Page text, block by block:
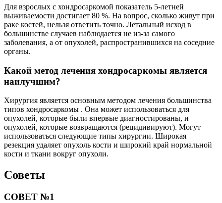
Для взрослых с хондросаркомой показатель 5-летней
выживаемости достигает 80 %. На вопрос, сколько живут при
раке костей, нельзя ответить точно. Летальный исход в
большинстве случаев наблюдается не из-за самого
заболевания, а от опухолей, распространившихся на соседние
органы.
Какой метод лечения хондросаркомы является
наилучшим?
Хирургия является основным методом лечения большинства
типов хондросаркомы . Она может использоваться для
опухолей, которые были впервые диагностированы, и
опухолей, которые возвращаются (рецидивируют). Могут
использоваться следующие типы хирургии. Широкая
резекция удаляет опухоль кости и широкий край нормальной
кости и ткани вокруг опухоли.
Советы
СОВЕТ №1